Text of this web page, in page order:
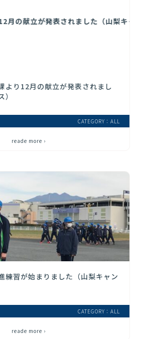
より12月の献立が発表されまし
CATEGORY：ALL
reade more ›
練習が始まりました（山梨キャン
CATEGORY：ALL
reade more ›